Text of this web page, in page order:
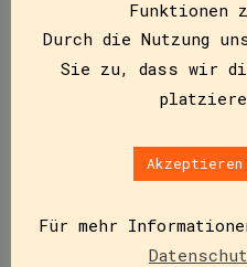
lange schwimmen,
Funktionen
Durch die Nutzung
Sie zu, dass wir
Akzeptieren
Für mehr